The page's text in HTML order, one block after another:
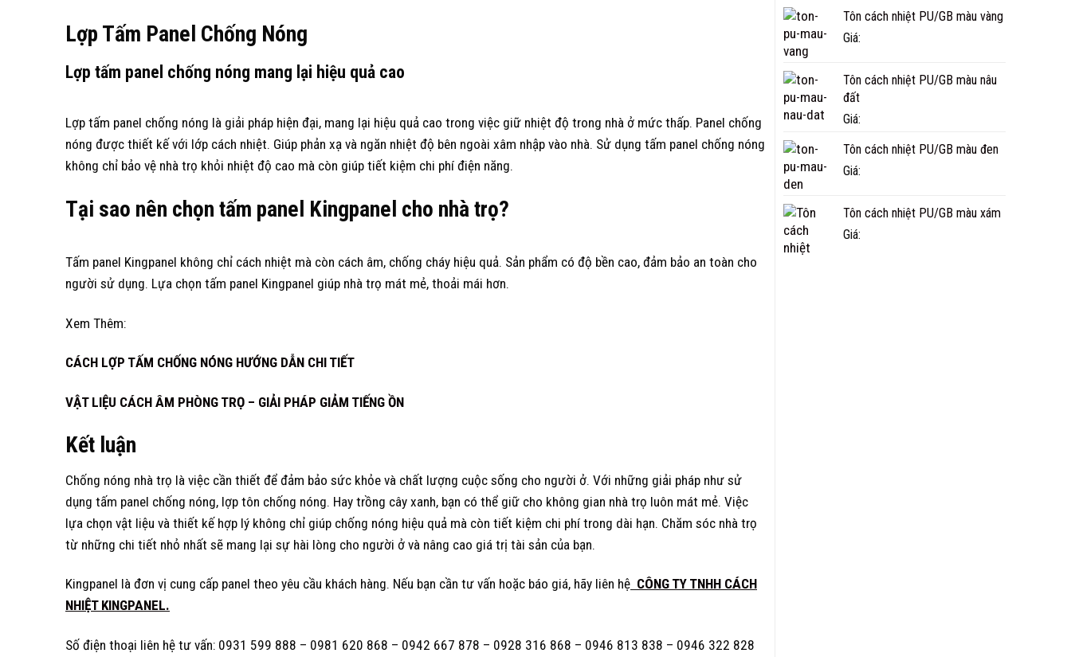
Lợp Tấm Panel Chống Nóng
Lợp tấm panel chống nóng mang lại hiệu quả cao
Lợp tấm panel chống nóng là giải pháp hiện đại, mang lại hiệu quả cao trong việc giữ nhiệt độ trong nhà ở mức thấp. Panel chống
nóng được thiết kế với lớp cách nhiệt. Giúp phản xạ và ngăn nhiệt độ bên ngoài xâm nhập vào nhà. Sử dụng tấm panel chống nóng
không chỉ bảo vệ nhà trọ khỏi nhiệt độ cao mà còn giúp tiết kiệm chi phí điện năng.
Tại sao nên chọn tấm panel Kingpanel cho nhà trọ?
Tấm panel Kingpanel không chỉ cách nhiệt mà còn cách âm, chống cháy hiệu quả. Sản phẩm có độ bền cao, đảm bảo an toàn cho
người sử dụng. Lựa chọn tấm panel Kingpanel giúp nhà trọ mát mẻ, thoải mái hơn.
Xem Thêm:
CÁCH LỢP TẤM CHỐNG NÓNG HƯỚNG DẪN CHI TIẾT
VẬT LIỆU CÁCH ÂM PHÒNG TRỌ – GIẢI PHÁP GIẢM TIẾNG ỒN
Kết luận
Chống nóng nhà trọ là việc cần thiết để đảm bảo sức khỏe và chất lượng cuộc sống cho người ở. Với những giải pháp như sử
dụng tấm panel chống nóng, lợp tôn chống nóng. Hay trồng cây xanh, bạn có thể giữ cho không gian nhà trọ luôn mát mẻ. Việc
lựa chọn vật liệu và thiết kế hợp lý không chỉ giúp chống nóng hiệu quả mà còn tiết kiệm chi phí trong dài hạn. Chăm sóc nhà trọ
từ những chi tiết nhỏ nhất sẽ mang lại sự hài lòng cho người ở và nâng cao giá trị tài sản của bạn.
Kingpanel là đơn vị cung cấp panel theo yêu cầu khách hàng. Nếu bạn cần tư vấn hoặc báo giá, hãy liên hệ CÔNG TY TNHH CÁCH
NHIỆT KINGPANEL.
Số điện thoại liên hệ tư vấn: 0931 599 888 – 0981 620 868 – 0942 667 878 – 0928 316 868 – 0946 813 838 – 0946 322 828
HƠN
Tôn cách nhiệt PU/GB màu vàng
Giá:
Tôn cách nhiệt PU/GB màu nâu
đất
Giá:
Tôn cách nhiệt PU/GB màu đen
Giá:
Tôn cách nhiệt PU/GB màu xám
Giá: